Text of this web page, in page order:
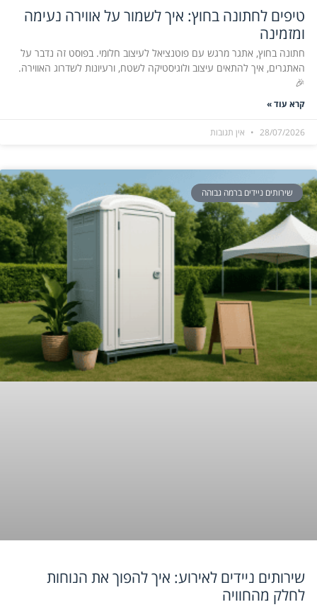
טיפים לחתונה בחוץ: איך לשמור על אווירה נעימה
ומזמינה
חתונה בחוץ, אתגר מרגש עם פוטנציאל לעיצוב חלומי. בפוסט זה נדבר על
האתגרים, איך להתאים עיצוב ולוגיסטיקה לשטח, ורעיונות לשדרוג האווירה.
🎉
קרא עוד »
28/07/2026 אין תגובות
שירותים ניידים ברמה גבוהה
שירותים ניידים לאירוע: איך להפוך את הנוחות
לחלק מהחוויה